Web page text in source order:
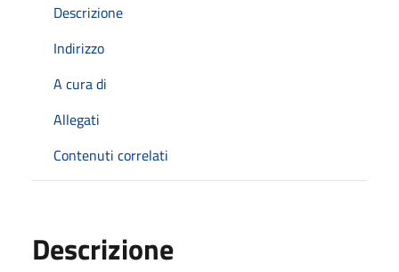
Descrizione
Indirizzo
A cura di
Allegati
Contenuti correlati
Descrizione